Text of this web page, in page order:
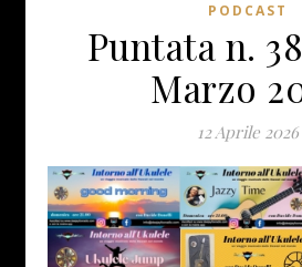
PODCAST
Puntata n.
Marzo
12 Aprile 2026